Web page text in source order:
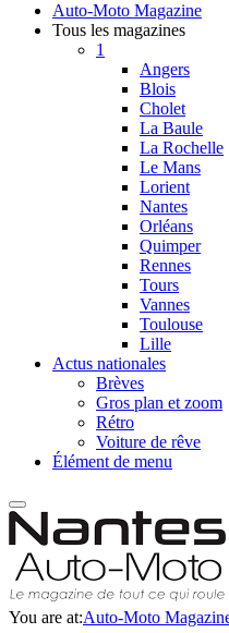
Auto-Moto Magazine
Tous les magazines
1
Angers
Blois
Cholet
La Baule
La Rochelle
Le Mans
Lorient
Nantes
Orléans
Quimper
Rennes
Tours
Vannes
Toulouse
Lille
Actus nationales
Brèves
Gros plan et zoom
Rétro
Voiture de rêve
Élément de menu
You are at:Auto-Moto